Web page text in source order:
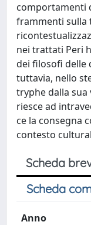
comportamenti
frammenti sulla
nei trattati Peri
dei filosofi delle
tuttavia, nello
tryphe dalla sua
riesce ad
ce la consegna
contesto
Scheda
Scheda
Anno